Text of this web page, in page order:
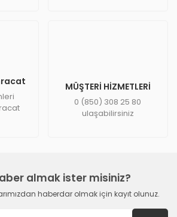
MÜŞTERİ HİZMETLERİ
0 (850) 308 25 80
ulaşabilirsiniz
almak ister misiniz?
haberdar olmak için kayıt olunuz.